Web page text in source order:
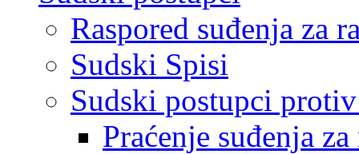
Raspored suđenja za
Sudski Spisi
Sudski postupci
Praćenje suđenja